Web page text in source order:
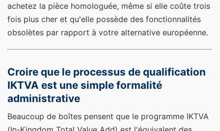
achetez la pièce homologuée, même si elle coûte trois
fois plus cher et qu'elle possède des fonctionnalités
obsolètes par rapport à votre alternative européenne.
Croire que le processus de qualification
IKTVA est une simple formalité
administrative
Beaucoup de boîtes pensent que le programme IKTVA